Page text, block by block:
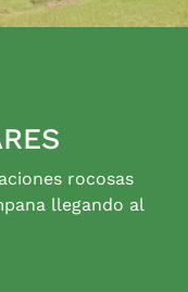
rocosas
llegando al